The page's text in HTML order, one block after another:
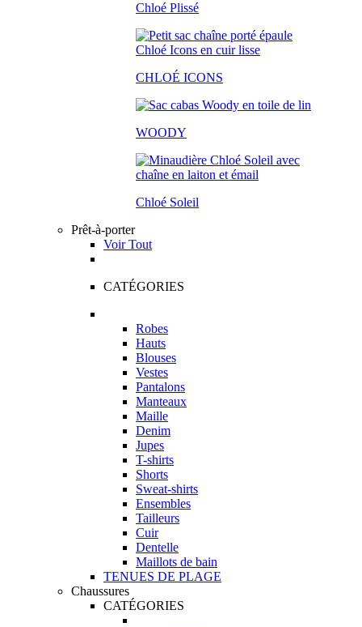
Chloé Plissé
CHLOÉ ICONS
WOODY
Chloé Soleil
Prêt-à-porter
Voir Tout
CATÉGORIES
Robes
Hauts
Blouses
Vestes
Pantalons
Manteaux
Maille
Denim
Jupes
T-shirts
Shorts
Sweat-shirts
Ensembles
Tailleurs
Cuir
Dentelle
Maillots de bain
TENUES DE PLAGE
Chaussures
CATÉGORIES